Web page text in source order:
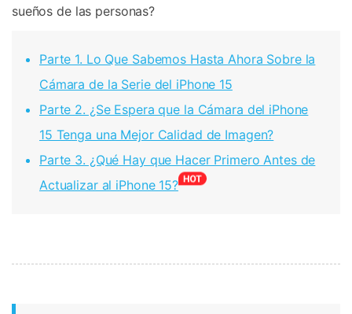
sueños de las personas?
Parte 1. Lo Que Sabemos Hasta Ahora Sobre la
Cámara de la Serie del iPhone 15
Parte 2. ¿Se Espera que la Cámara del iPhone
15 Tenga una Mejor Calidad de Imagen?
Parte 3. ¿Qué Hay que Hacer Primero Antes de
Actualizar al iPhone 15?